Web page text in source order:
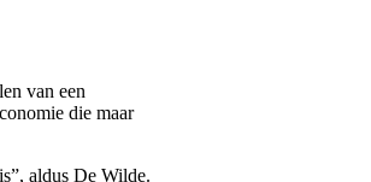
van een
die maar
aldus De Wilde.